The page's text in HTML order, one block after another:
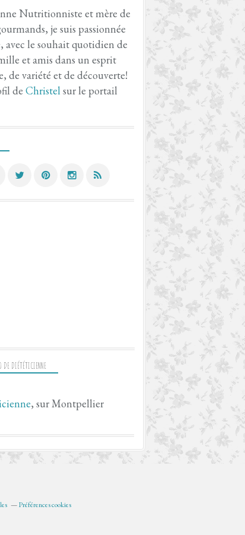
Nutritionniste et mère de
je suis passionnée
avec le souhait quotidien de
et amis dans un esprit
de variété et de découverte!
de Christel sur le portail
DE DIÉTÉTICIENNE
, sur Montpellier
Préférences cookies